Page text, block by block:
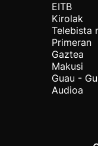
EITB
Kirolak
Telebista
Primeran
Gaztea
Makusi
Guau -
Audioa